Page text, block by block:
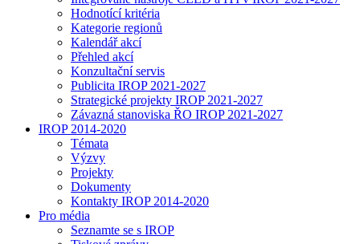
Hodnotící kritéria
Kategorie regionů
Kalendář akcí
Přehled akcí
Konzultační servis
Publicita IROP 2021-2027
Strategické projekty IROP 2021-2027
Závazná stanoviska ŘO IROP 2021-2027
IROP 2014-2020
Témata
Výzvy
Projekty
Dokumenty
Kontakty IROP 2014-2020
Pro média
Seznamte se s IROP